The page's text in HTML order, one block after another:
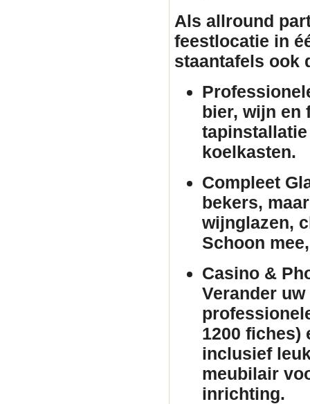
Als allround
feestlocatie in
staantafels ook
bier, wijn en
koelkasten.
Compleet
bekers,
wijnglazen,
Schoon
Casino &
Verander
1200 fiches)
inclusief
meubilair
inrichting.